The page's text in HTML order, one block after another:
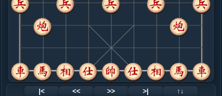
9. 炮五进四
黑+7
.....砲２平５
10. 炮五进二
黑+4
.....车１平２
红+2
士６进５
红+0
.....士４进５
红+1
12. 炮八平二
红+0
|< << >> >|
↑↓